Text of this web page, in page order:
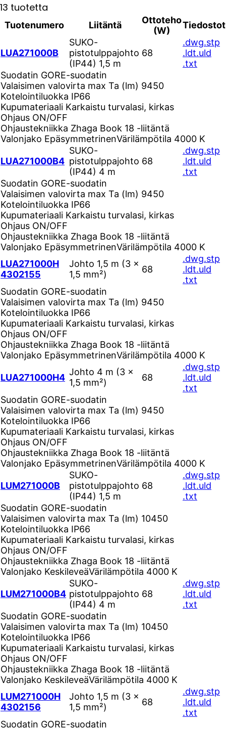
13 tuotetta
Tuotenumero Liitäntä
Ottoteho
(W)
Tiedostot
LUA271000B
SUKO-
pistotulppajohto
(IP44) 1,5 m
68
.dwg.stp
.ldt.uld
.txt
Suodatin GORE-suodatin
Valaisimen valovirta max Ta (lm) 9450
Kotelointiluokka IP66
Kupumateriaali Karkaistu turvalasi, kirkas
Ohjaus ON/OFF
Ohjaustekniikka Zhaga Book 18 -liitäntä
Valonjako EpäsymmetrinenVärilämpötila 4000 K
LUA271000B4
SUKO-
pistotulppajohto
(IP44) 4 m
68
.dwg.stp
.ldt.uld
.txt
Suodatin GORE-suodatin
Valaisimen valovirta max Ta (lm) 9450
Kotelointiluokka IP66
Kupumateriaali Karkaistu turvalasi, kirkas
Ohjaus ON/OFF
Ohjaustekniikka Zhaga Book 18 -liitäntä
Valonjako EpäsymmetrinenVärilämpötila 4000 K
LUA271000H
4302155
Johto 1,5 m (3 ×
1,5 mm²)
68
.dwg.stp
.ldt.uld
.txt
Suodatin GORE-suodatin
Valaisimen valovirta max Ta (lm) 9450
Kotelointiluokka IP66
Kupumateriaali Karkaistu turvalasi, kirkas
Ohjaus ON/OFF
Ohjaustekniikka Zhaga Book 18 -liitäntä
Valonjako EpäsymmetrinenVärilämpötila 4000 K
LUA271000H4
Johto 4 m (3 ×
1,5 mm²)
68
.dwg.stp
.ldt.uld
.txt
Suodatin GORE-suodatin
Valaisimen valovirta max Ta (lm) 9450
Kotelointiluokka IP66
Kupumateriaali Karkaistu turvalasi, kirkas
Ohjaus ON/OFF
Ohjaustekniikka Zhaga Book 18 -liitäntä
Valonjako EpäsymmetrinenVärilämpötila 4000 K
LUM271000B
SUKO-
pistotulppajohto
(IP44) 1,5 m
68
.dwg.stp
.ldt.uld
.txt
Suodatin GORE-suodatin
Valaisimen valovirta max Ta (lm) 10450
Kotelointiluokka IP66
Kupumateriaali Karkaistu turvalasi, kirkas
Ohjaus ON/OFF
Ohjaustekniikka Zhaga Book 18 -liitäntä
Valonjako KeskileveäVärilämpötila 4000 K
LUM271000B4
SUKO-
pistotulppajohto
(IP44) 4 m
68
.dwg.stp
.ldt.uld
.txt
Suodatin GORE-suodatin
Valaisimen valovirta max Ta (lm) 10450
Kotelointiluokka IP66
Kupumateriaali Karkaistu turvalasi, kirkas
Ohjaus ON/OFF
Ohjaustekniikka Zhaga Book 18 -liitäntä
Valonjako KeskileveäVärilämpötila 4000 K
LUM271000H
4302156
Johto 1,5 m (3 ×
1,5 mm²)
68
.dwg.stp
.ldt.uld
.txt
Suodatin GORE-suodatin